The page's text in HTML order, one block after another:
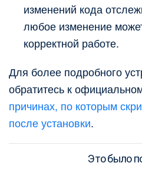
изменений кода
любое изменение
корректной работе.
Для более подробного
обратитесь к
причинах, по которым
после установки.
Это было